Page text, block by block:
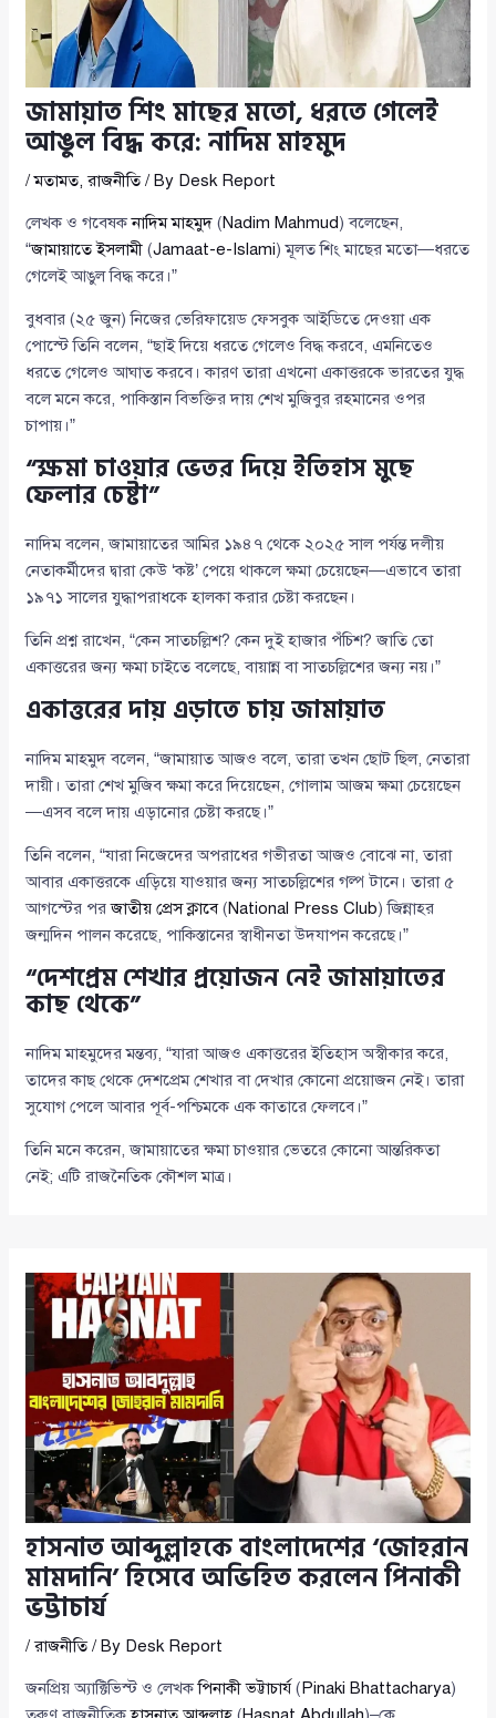
জামায়াত শিং মাছের মতো, ধরতে গেলেই
আঙুল বিদ্ধ করে: নাদিম মাহমুদ
/মতামত,রাজনীতি/ By Desk Report
লেখক ও গবেষকনাদিম মাহমুদ (Nadim Mahmud) বলেছেন,
“জামায়াতে ইসলামী (Jamaat-e-Islami) মূলত শিং মাছের মতো—ধরতে
গেলেই আঙুল বিদ্ধ করে।”
বুধবার (২৫ জুন) নিজের ভেরিফায়েড ফেসবুক আইডিতে দেওয়া এক
পোস্টে তিনি বলেন, “ছাই দিয়ে ধরতে গেলেও বিদ্ধ করবে, এমনিতেও
ধরতে গেলেও আঘাত করবে। কারণ তারা এখনো একাত্তরকে ভারতের যুদ্ধ
বলে মনে করে, পাকিস্তান বিভক্তির দায় শেখ মুজিবুর রহমানের ওপর
চাপায়।”
“ক্ষমা চাওয়ার ভেতর দিয়ে ইতিহাস মুছে
ফেলার চেষ্টা”
নাদিম বলেন, জামায়াতের আমির ১৯৪৭ থেকে ২০২৫ সাল পর্যন্ত দলীয়
নেতাকর্মীদের দ্বারা কেউ ‘কষ্ট’ পেয়ে থাকলে ক্ষমা চেয়েছেন—এভাবে তারা
১৯৭১ সালের যুদ্ধাপরাধকে হালকা করার চেষ্টা করছেন।
তিনি প্রশ্ন রাখেন, “কেন সাতচল্লিশ? কেন দুই হাজার পঁচিশ? জাতি তো
একাত্তরের জন্য ক্ষমা চাইতে বলেছে, বায়ান্ন বা সাতচল্লিশের জন্য নয়।”
একাত্তরের দায় এড়াতে চায় জামায়াত
নাদিম মাহমুদ বলেন, “জামায়াত আজও বলে, তারা তখন ছোট ছিল, নেতারা
দায়ী। তারা শেখ মুজিব ক্ষমা করে দিয়েছেন, গোলাম আজম ক্ষমা চেয়েছেন
—এসব বলে দায় এড়ানোর চেষ্টা করছে।”
তিনি বলেন, “যারা নিজেদের অপরাধের গভীরতা আজও বোঝে না, তারা
আবার একাত্তরকে এড়িয়ে যাওয়ার জন্য সাতচল্লিশের গল্প টানে। তারা ৫
আগস্টের পরজাতীয় প্রেস ক্লাবে(National Press Club) জিন্নাহর
জন্মদিন পালন করেছে, পাকিস্তানের স্বাধীনতা উদযাপন করেছে।”
“দেশপ্রেম শেখার প্রয়োজন নেই জামায়াতের
কাছ থেকে”
নাদিম মাহমুদের মন্তব্য, “যারা আজও একাত্তরের ইতিহাস অস্বীকার করে,
তাদের কাছ থেকে দেশপ্রেম শেখার বা দেখার কোনো প্রয়োজন নেই। তারা
সুযোগ পেলে আবার পূর্ব-পশ্চিমকে এক কাতারে ফেলবে।”
তিনি মনে করেন, জামায়াতের ক্ষমা চাওয়ার ভেতরে কোনো আন্তরিকতা
নেই; এটি রাজনৈতিক কৌশল মাত্র।
হাসনাত আব্দুল্লাহকে বাংলাদেশের ‘জোহরান
মামদানি’ হিসেবে অভিহিত করলেন পিনাকী
ভট্টাচার্য
/রাজনীতি/ By Desk Report
জনপ্রিয় অ্যাক্টিভিস্ট ও লেখকপিনাকী ভট্টাচার্য ( Pinaki Bhattacharya)